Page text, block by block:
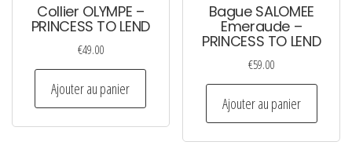
Collier OLYMPE –
PRINCESS TO LEND
€49.00
Ajouter au panier
Bague SALOMEE
Emeraude –
PRINCESS TO LEND
€59.00
Ajouter au panier